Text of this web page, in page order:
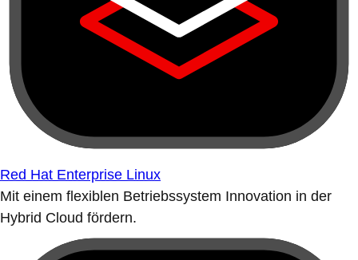
Red Hat Enterprise Linux
Mit einem flexiblen Betriebssystem Innovation in der
Hybrid Cloud fördern.